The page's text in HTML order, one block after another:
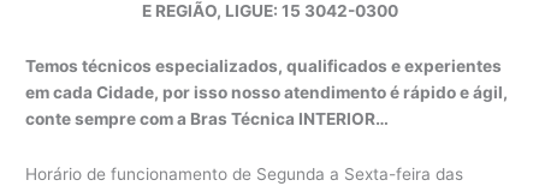
E REGIÃO, LIGUE: 15 3042-0300
Temos técnicos especializados, qualificados e experientes
em cada Cidade, por isso nosso atendimento é rápido e ágil,
conte sempre com a Bras Técnica INTERIOR…
Horário de funcionamento de Segunda a Sexta-feira das